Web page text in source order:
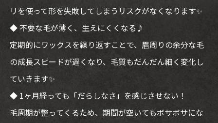
リを使って形を失敗してしまうリスクがなくなります✨
◆ 不要な毛が薄く、生えにくくなる♪
定期的にワックスを繰り返すことで、眉周りの余分な毛
の成長スピードが遅くなり、毛質もだんだん細く変化し
ていきます✨
◆ 1ヶ月経っても「だらしなさ」を感じさせない！
毛周期が整ってくるため、期間が空いてもボサボサにな